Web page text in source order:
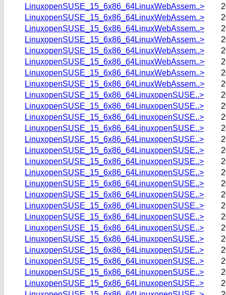
LinuxopenSUSE_15_6x86_64LinuxWebAssem..>
LinuxopenSUSE_15_6x86_64LinuxWebAssem..>
LinuxopenSUSE_15_6x86_64LinuxWebAssem..>
LinuxopenSUSE_15_6x86_64LinuxWebAssem..>
LinuxopenSUSE_15_6x86_64LinuxWebAssem..>
LinuxopenSUSE_15_6x86_64LinuxWebAssem..>
LinuxopenSUSE_15_6x86_64LinuxWebAssem..>
LinuxopenSUSE_15_6x86_64LinuxWebAssem..>
LinuxopenSUSE_15_6x86_64LinuxopenSUSE..>
LinuxopenSUSE_15_6x86_64LinuxopenSUSE..>
LinuxopenSUSE_15_6x86_64LinuxopenSUSE..>
LinuxopenSUSE_15_6x86_64LinuxopenSUSE..>
LinuxopenSUSE_15_6x86_64LinuxopenSUSE..>
LinuxopenSUSE_15_6x86_64LinuxopenSUSE..>
LinuxopenSUSE_15_6x86_64LinuxopenSUSE..>
LinuxopenSUSE_15_6x86_64LinuxopenSUSE..>
LinuxopenSUSE_15_6x86_64LinuxopenSUSE..>
LinuxopenSUSE_15_6x86_64LinuxopenSUSE..>
LinuxopenSUSE_15_6x86_64LinuxopenSUSE..>
LinuxopenSUSE_15_6x86_64LinuxopenSUSE..>
LinuxopenSUSE_15_6x86_64LinuxopenSUSE..>
LinuxopenSUSE_15_6x86_64LinuxopenSUSE..>
LinuxopenSUSE_15_6x86_64LinuxopenSUSE..>
LinuxopenSUSE_15_6x86_64LinuxopenSUSE..>
LinuxopenSUSE_15_6x86_64LinuxopenSUSE..>
LinuxopenSUSE_15_6x86_64LinuxopenSUSE..>